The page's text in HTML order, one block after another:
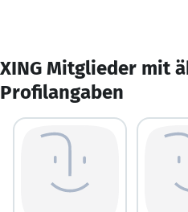
XING Mitglieder mit
Profilangaben